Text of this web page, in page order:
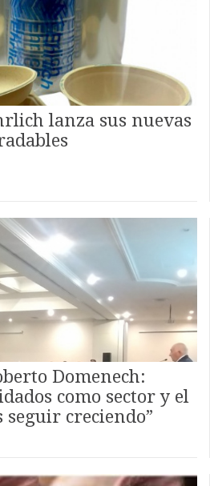
lanza sus nuevas
Domenech:
como sector y el
seguir creciendo”